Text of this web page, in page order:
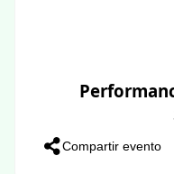
Compartir evento